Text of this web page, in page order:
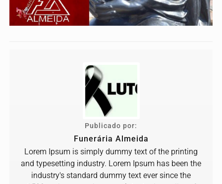
Publicado por:
Funerária Almeida
Lorem Ipsum is simply dummy text of the printing
and typesetting industry. Lorem Ipsum has been the
industry's standard dummy text ever since the